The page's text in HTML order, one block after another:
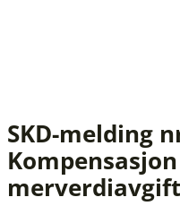
SKD-melding
merverdiavgift